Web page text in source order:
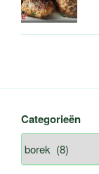
Categorieën